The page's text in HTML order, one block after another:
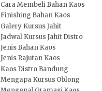
Cara Membeli Bahan Kaos
Finishing Bahan Kaos
Galery Kursus Jahit
Jadwal Kursus Jahit Distro
Jenis Bahan Kaos
Jenis Rajutan Kaos
Kaos Distro Bandung
Mengapa Kursus Oblong